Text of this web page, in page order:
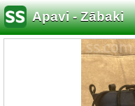
Apavi - Zābaki